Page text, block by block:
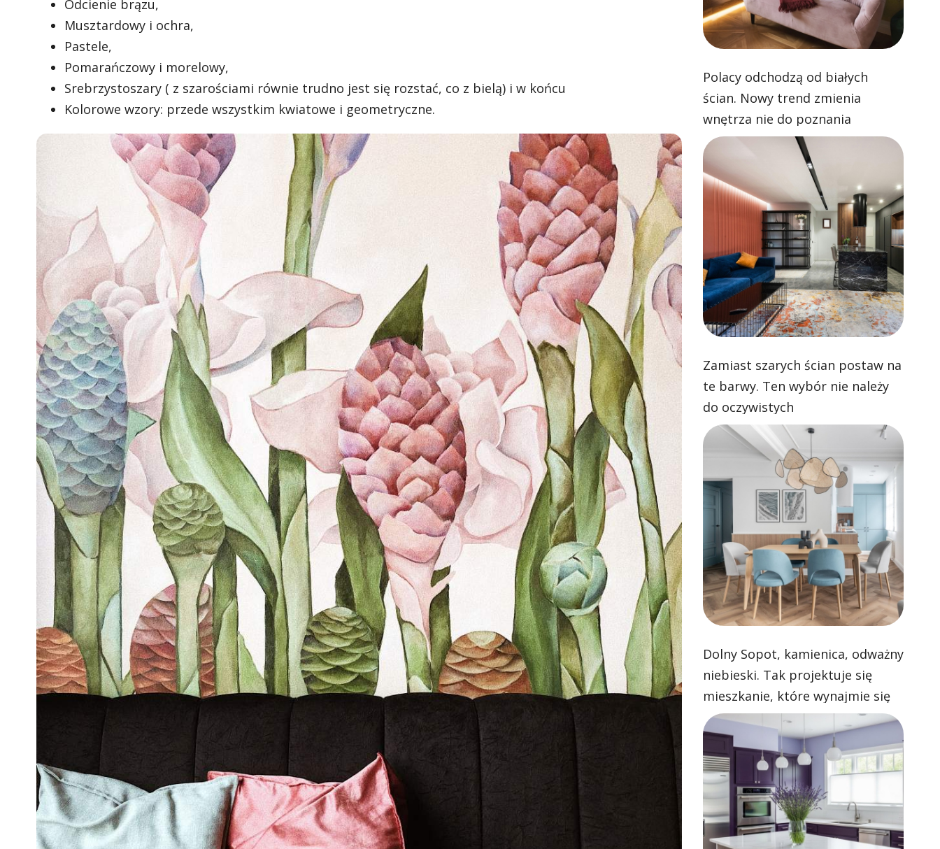
Odcienie brązu,
Musztardowy i ochra,
Pastele,
Pomarańczowy i morelowy,
Srebrzystoszary ( z szarościami równie trudno jest się rozstać, co z bielą) i w końcu
Kolorowe wzory: przede wszystkim kwiatowe i geometryczne.
Polacy odchodzą od białych
ścian. Nowy trend zmienia
wnętrza nie do poznania
Zamiast szarych ścian postaw na
te barwy. Ten wybór nie należy
do oczywistych
Dolny Sopot, kamienica, odważny
niebieski. Tak projektuje się
mieszkanie, które wynajmie się
samo